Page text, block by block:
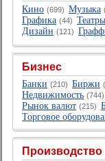
Кино (699) Музыка
Графика (44) Театры
Дизайн (121)
Бизнес
Банки (210) Биржи
Недвижимость (744)
Рынок валют (215)
Торговое
Производство